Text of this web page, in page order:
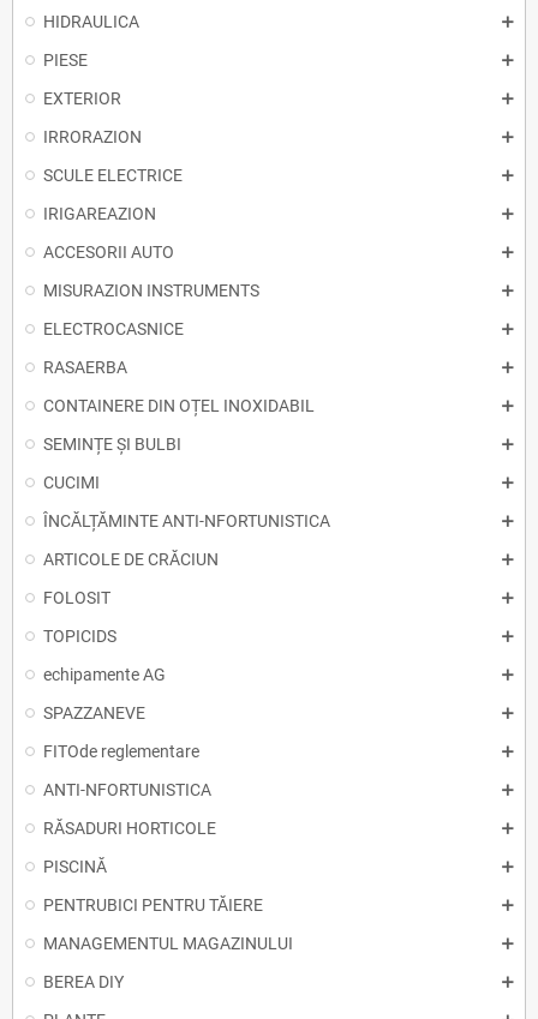
HIDRAULICA
PIESE
EXTERIOR
IRRORAZION
SCULE ELECTRICE
IRIGAREAZION
ACCESORII AUTO
MISURAZION INSTRUMENTS
ELECTROCASNICE
RASAERBA
CONTAINERE DIN OȚEL INOXIDABIL
SEMINȚE ȘI BULBI
CUCIMI
ÎNCĂLȚĂMINTE ANTI-NFORTUNISTICA
ARTICOLE DE CRĂCIUN
FOLOSIT
TOPICIDS
echipamente AG
SPAZZANEVE
FITOde reglementare
ANTI-NFORTUNISTICA
RĂSADURI HORTICOLE
PISCINĂ
PENTRUBICI PENTRU TĂIERE
MANAGEMENTUL MAGAZINULUI
BEREA DIY